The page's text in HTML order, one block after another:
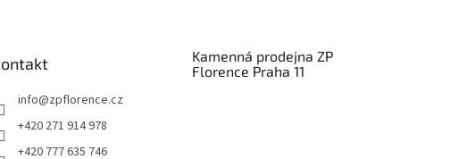
info@zpflorence.cz
+420 271 914 978
+420 777 635 746
Kamenná prodejna ZP
Florence Praha 11